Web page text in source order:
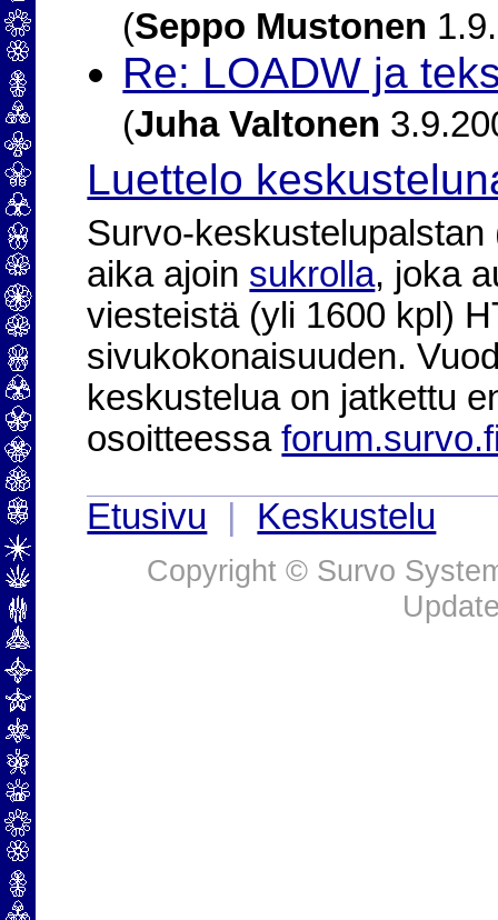
(Seppo Mustonen
Re: LOADW ja
(Juha Valtonen
Luettelo
Survo-
aika ajoin sukrolla, joka
viesteistä (yli 1600 kpl)
sivukokonaisuuden.
keskustelua on jatkettu
osoitteessa
Etusivu
Keskustelu
Copyright © Survo